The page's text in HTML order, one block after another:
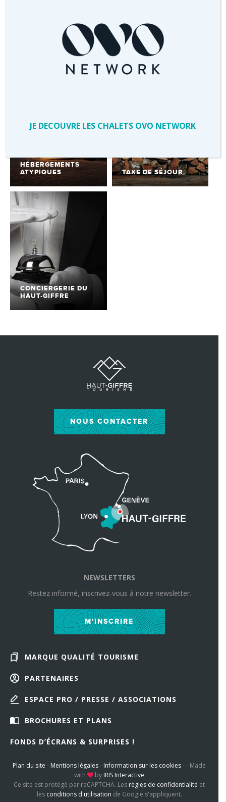
CAMPINGS /
CARAVANEIGE /
CAMPINGS CARS
LES REFUGES DANS
LE HAUT-GIFFRE
HÉBERGEMENTS
ATYPIQUES
TAXE DE SÉJOUR
CONCIERGERIE DU
HAUT-GIFFRE
NOUS CONTACTER
NEWSLETTERS
Restez informé, inscrivez-vous à notre newsletter.
M'INSCRIRE
MARQUE QUALITÉ TOURISME
PARTENAIRES
ESPACE PRO / PRESSE / ASSOCIATIONS
BROCHURES ET PLANS
FONDS D’ÉCRANS & SURPRISES !
Plan du site - Mentions légales- Information sur les cookies-- Made
with
by IRIS Interactive
Ce site est protégé par reCAPTCHA. Les règles de confidentialité et
les conditions d'utilisation de Google s'appliquent.
JE DECOUVRE LES CHALETS OVO NETWORK